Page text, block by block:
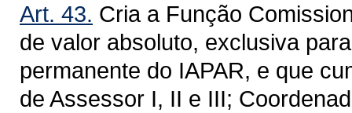
Art. 43. Cria a Função
de valor absoluto, exclusiva
permanente do IAPAR, e que
de Assessor I, II e III;